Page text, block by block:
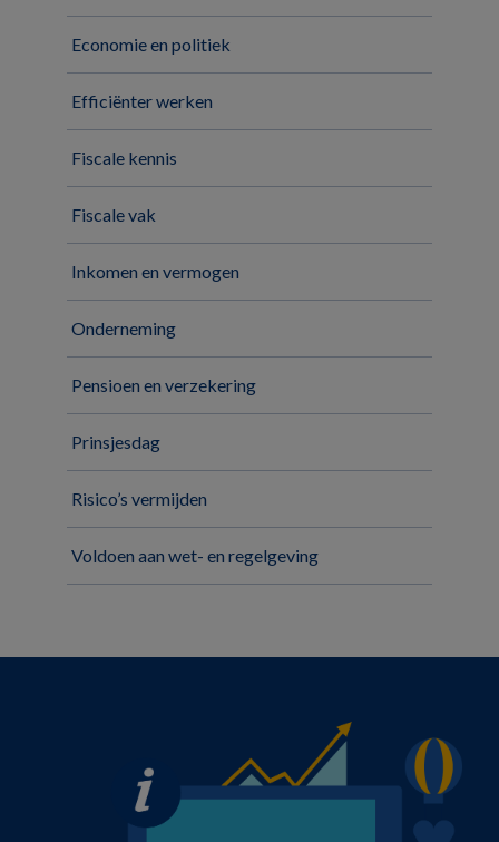
Economie en politiek
Efficiënter werken
Fiscale kennis
Fiscale vak
Inkomen en vermogen
Onderneming
Pensioen en verzekering
Prinsjesdag
Risico’s vermijden
Voldoen aan wet- en regelgeving